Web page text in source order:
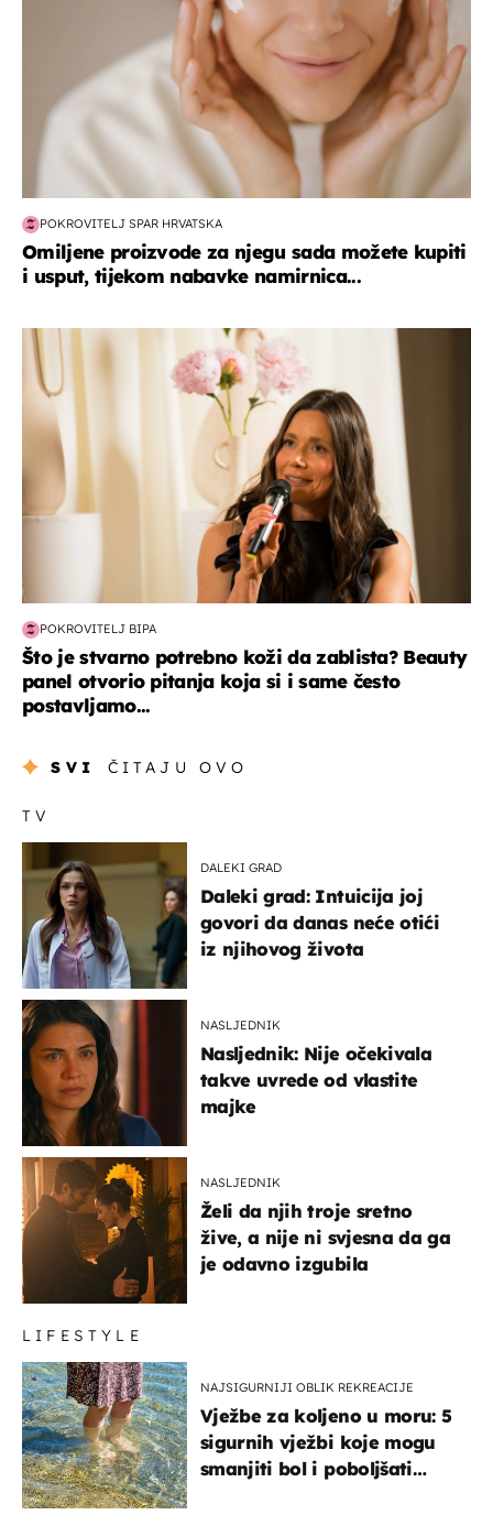
POKROVITELJ SPAR HRVATSKA
Omiljene proizvode za njegu sada možete kupiti
i usput, tijekom nabavke namirnica...
moda & ljepota
POKROVITELJ BIPA
Što je stvarno potrebno koži da zablista? Beauty
panel otvorio pitanja koja si i same često
postavljamo...
SVI ČITAJU OVO
TV
DALEKI GRAD
Daleki grad: Intuicija joj
govori da danas neće otići
iz njihovog života
NASLJEDNIK
Nasljednik: Nije očekivala
takve uvrede od vlastite
majke
NASLJEDNIK
Želi da njih troje sretno
žive, a nije ni svjesna da ga
je odavno izgubila
LIFESTYLE
NAJSIGURNIJI OBLIK REKREACIJE
Vježbe za koljeno u moru: 5
sigurnih vježbi koje mogu
smanjiti bol i poboljšati